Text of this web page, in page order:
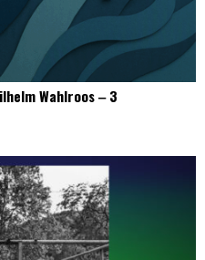
Wahlroos ‒ 3